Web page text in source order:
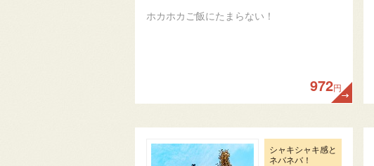
ホカホカご飯にたまらない！
972円
シャキシャキ感と
ネバネバ！